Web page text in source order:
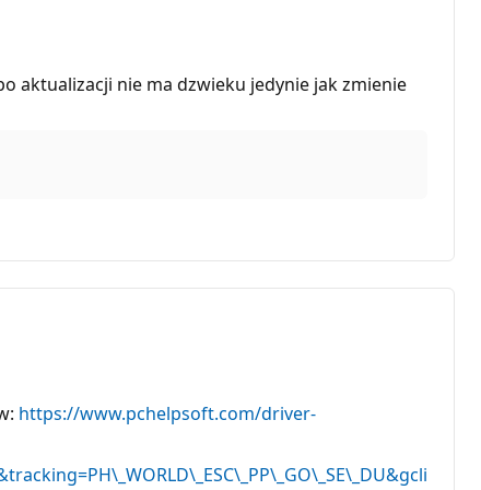
aktualizacji nie ma dzwieku jedynie jak zmienie
https://www.pchelpsoft.com/driver-